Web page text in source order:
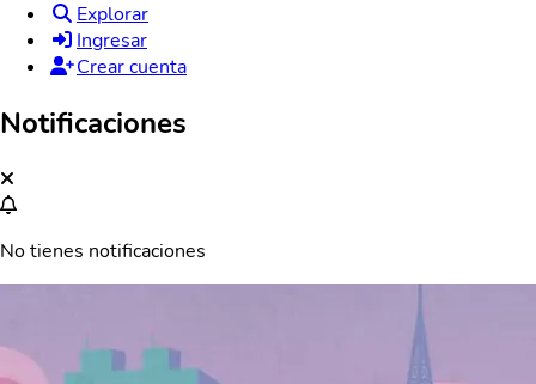
Explorar
Ingresar
Crear cuenta
Notificaciones
No tienes notificaciones